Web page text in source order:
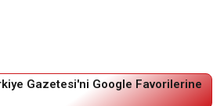
Gazetesi'ni Google Favorilerine